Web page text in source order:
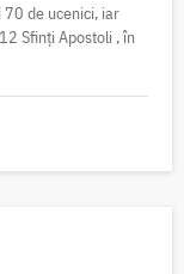
70 de ucenici, iar
Sfinți Apostoli , în